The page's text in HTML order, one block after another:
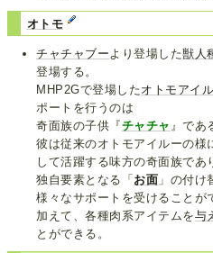
オトモ
チャチャブー より登場した獣人
登場する。
MHP2Gで登場したオトモアイ
ポートを行うのは
奇面族の子供『チャチャ 』であ
彼は従来のオトモアイルーの様
して活躍する味方の奇面族であ
独自要素となる「お面 」の付け
様々なサポートを受けることが
加えて、各種肉系アイテムを与
とができる。